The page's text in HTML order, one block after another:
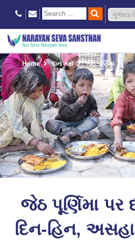
Home દાન કરો જેઠ પૂર્ણિમા
જેઠ પૂર્ણિમા પર
દિન-હિન,